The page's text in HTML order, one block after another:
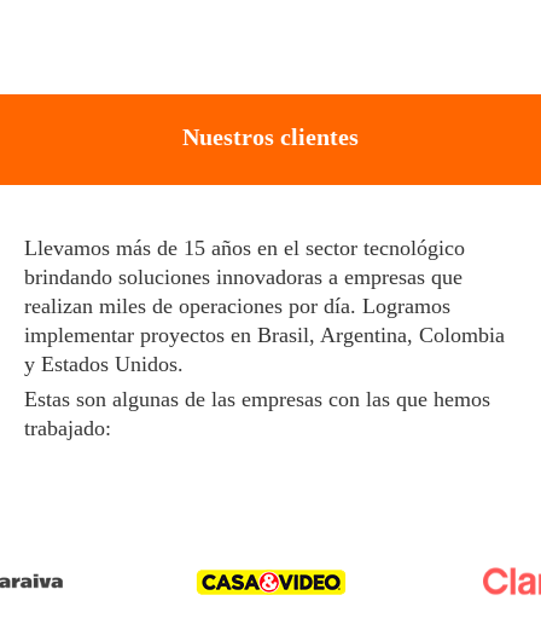
Nuestros clientes
Llevamos más de 15 años en el sector tecnológico
brindando soluciones innovadoras a empresas que
realizan miles de operaciones por día. Logramos
implementar proyectos en Brasil, Argentina, Colombia
y Estados Unidos.
Estas son algunas de las empresas con las que hemos
trabajado: